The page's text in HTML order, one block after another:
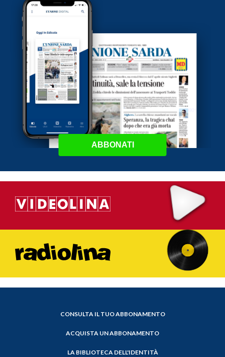
ABBONATI
CONSULTA IL TUO ABBONAMENTO
ACQUISTA UN ABBONAMENTO
LA BIBLIOTECA DELL'IDENTITÀ